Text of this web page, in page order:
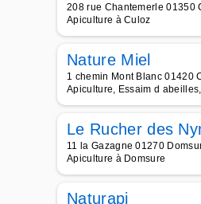
208 rue Chantemerle 01350
Apiculture à Culoz
Nature Miel
1 chemin Mont Blanc 01420
Apiculture, Essaim d
Le Rucher des
11 la Gazagne 01270
Apiculture à Domsure
Naturapi